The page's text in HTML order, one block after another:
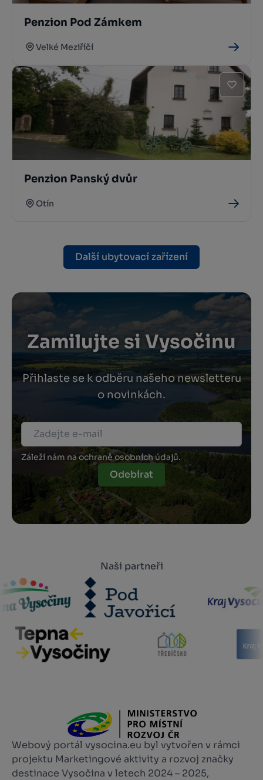
Penzion Pod Zámkem
Velké Meziříčí
Penzion Panský dvůr
Otín
Další ubytovací zařízení
Zamilujte si Vysočinu
Přihlaste se k odběru našeho newsletteru
o novinkách.
Záleží nám na ochraně osobních údajů.
Odebírat
Naši partneři
Webový portál vysocina.eu byl vytvořen v rámci
projektu Marketingové aktivity a rozvoj značky
destinace Vysočina v letech 2024 – 2025,